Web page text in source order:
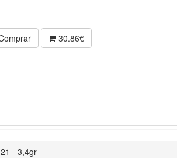
30.86€
- 3,4gr